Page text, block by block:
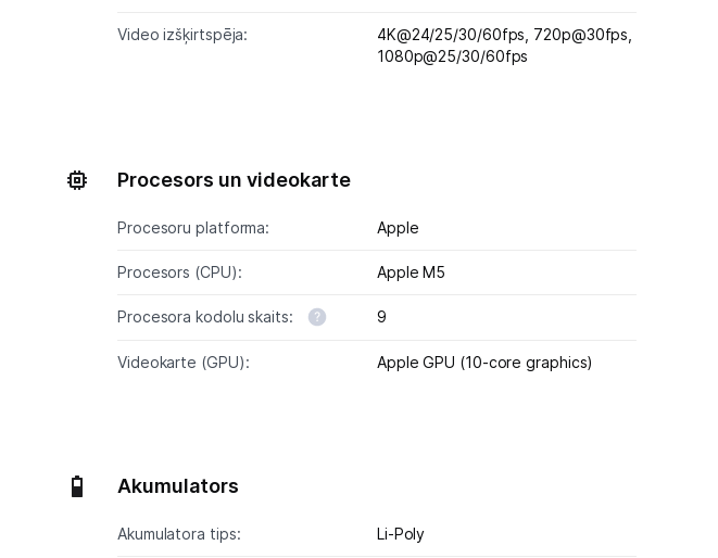
Video izšķirtspēja: 4K@24/25/30/60fps, 720p@30fps,
1080p@25/30/60fps
Procesors un videokarte
Procesoru platforma: Apple
Procesors (CPU): Apple M5
Procesora kodolu skaits: 9
Videokarte (GPU): Apple GPU (10-core graphics)
Akumulators
Akumulatora tips: Li-Poly